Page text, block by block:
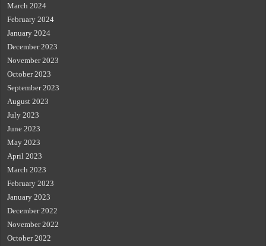
March 2024
February 2024
January 2024
December 2023
November 2023
October 2023
September 2023
August 2023
July 2023
June 2023
May 2023
April 2023
March 2023
February 2023
January 2023
December 2022
November 2022
October 2022